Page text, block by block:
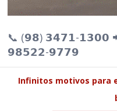
📞 (𝟵𝟴) 𝟯𝟰𝟳𝟭-𝟭𝟯𝟬𝟬
𝟵𝟴𝟱𝟮𝟮-𝟵𝟳𝟳𝟵
Infinitos motivos para